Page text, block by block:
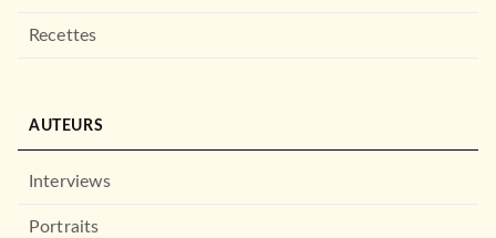
certificat d'études en …
Recettes
AUTEURS
Interviews
Portraits